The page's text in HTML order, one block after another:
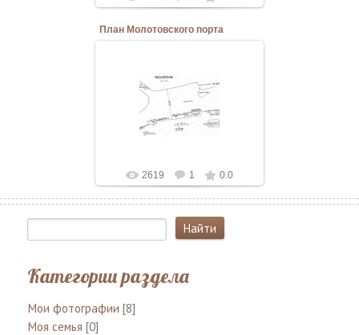
План Молотовского порта
Рассекреченный военно-морской
разведкой США план акватории и
причальных сооружений
Молотовского порта, составлен
не п...
2619 1 0.0
Категории раздела
Мои фотографии [8]
Моя семья [0]